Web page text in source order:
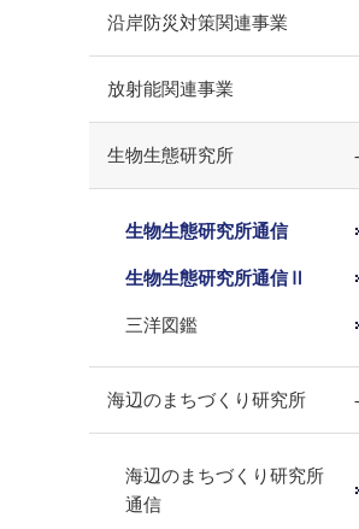
沿岸防災対策関連事業
放射能関連事業
生物生態研究所
生物生態研究所通信
生物生態研究所通信Ⅱ
三洋図鑑
海辺のまちづくり研究所
海辺のまちづくり研究所
通信